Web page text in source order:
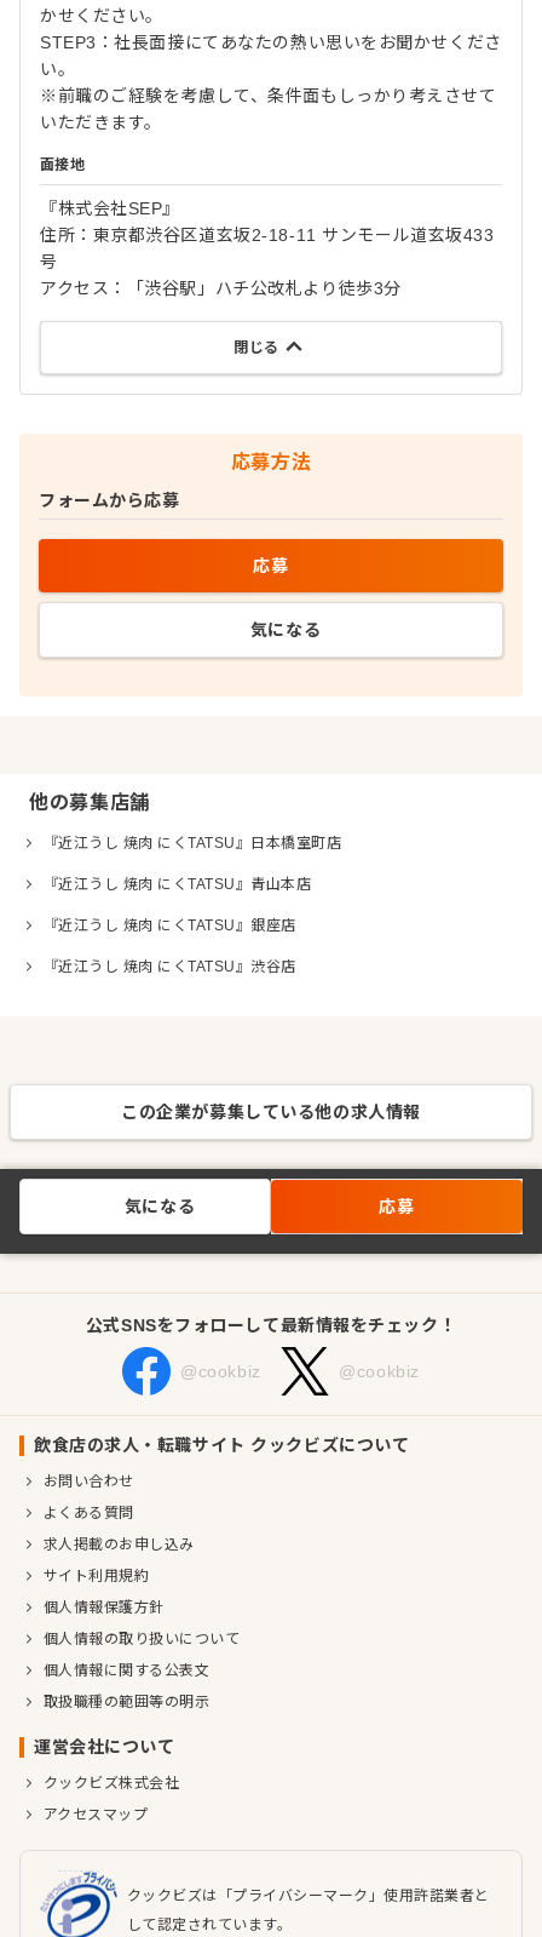
かせください。
STEP3：社長面接にてあなたの熱い思いをお聞かせくださ
い。
※前職のご経験を考慮して、条件面もしっかり考えさせて
いただきます。
面接地
『株式会社SEP』
住所：東京都渋谷区道玄坂2-18-11 サンモール道玄坂433
号
アクセス：「渋谷駅」ハチ公改札より徒歩3分
閉じる
応募方法
フォームから応募
応募
気になる
他の募集店舗
『近江うし 焼肉 にくTATSU』日本橋室町店
『近江うし 焼肉 にくTATSU』青山本店
『近江うし 焼肉 にくTATSU』銀座店
『近江うし 焼肉 にくTATSU』渋谷店
この企業が募集している他の求人情報
気になる 応募
公式SNSをフォローして最新情報をチェック！
@cookbiz @cookbiz
飲食店の求人・転職サイト クックビズについて
お問い合わせ
よくある質問
求人掲載のお申し込み
サイト利用規約
個人情報保護方針
個人情報の取り扱いについて
個人情報に関する公表文
取扱職種の範囲等の明示
運営会社について
クックビズ株式会社
アクセスマップ
クックビズは「プライバシーマーク」使用許諾業者と
して認定されています。